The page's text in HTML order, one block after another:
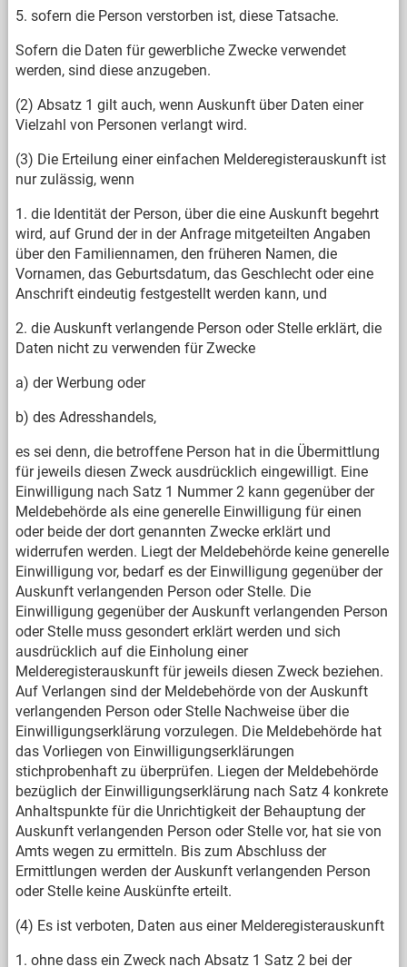
5. sofern die Person verstorben ist, diese Tatsache.
Sofern die Daten für gewerbliche Zwecke verwendet
werden, sind diese anzugeben.
(2) Absatz 1 gilt auch, wenn Auskunft über Daten einer
Vielzahl von Personen verlangt wird.
(3) Die Erteilung einer einfachen Melderegisterauskunft ist
nur zulässig, wenn
1. die Identität der Person, über die eine Auskunft begehrt
wird, auf Grund der in der Anfrage mitgeteilten Angaben
über den Familiennamen, den früheren Namen, die
Vornamen, das Geburtsdatum, das Geschlecht oder eine
Anschrift eindeutig festgestellt werden kann, und
2. die Auskunft verlangende Person oder Stelle erklärt, die
Daten nicht zu verwenden für Zwecke
a) der Werbung oder
b) des Adresshandels,
es sei denn, die betroffene Person hat in die Übermittlung
für jeweils diesen Zweck ausdrücklich eingewilligt. Eine
Einwilligung nach Satz 1 Nummer 2 kann gegenüber der
Meldebehörde als eine generelle Einwilligung für einen
oder beide der dort genannten Zwecke erklärt und
widerrufen werden. Liegt der Meldebehörde keine generelle
Einwilligung vor, bedarf es der Einwilligung gegenüber der
Auskunft verlangenden Person oder Stelle. Die
Einwilligung gegenüber der Auskunft verlangenden Person
oder Stelle muss gesondert erklärt werden und sich
ausdrücklich auf die Einholung einer
Melderegisterauskunft für jeweils diesen Zweck beziehen.
Auf Verlangen sind der Meldebehörde von der Auskunft
verlangenden Person oder Stelle Nachweise über die
Einwilligungserklärung vorzulegen. Die Meldebehörde hat
das Vorliegen von Einwilligungserklärungen
stichprobenhaft zu überprüfen. Liegen der Meldebehörde
bezüglich der Einwilligungserklärung nach Satz 4 konkrete
Anhaltspunkte für die Unrichtigkeit der Behauptung der
Auskunft verlangenden Person oder Stelle vor, hat sie von
Amts wegen zu ermitteln. Bis zum Abschluss der
Ermittlungen werden der Auskunft verlangenden Person
oder Stelle keine Auskünfte erteilt.
(4) Es ist verboten, Daten aus einer Melderegisterauskunft
1. ohne dass ein Zweck nach Absatz 1 Satz 2 bei der